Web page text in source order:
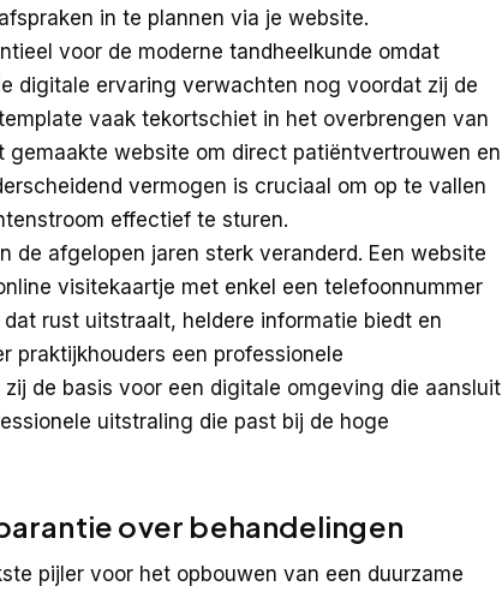
in te plannen via je website.
voor de moderne tandheelkunde omdat
digitale ervaring verwachten nog voordat zij de
vaak tekortschiet in het overbrengen van
website om direct patiëntvertrouwen en
vermogen is cruciaal om op te vallen
effectief te sturen.
de afgelopen jaren sterk veranderd. Een website
visitekaartje met enkel een telefoonnummer
rust uitstraalt, heldere informatie biedt en
praktijkhouders een professionele
zij de basis voor een digitale omgeving die aansluit
uitstraling die past bij de hoge
over behandelingen
pijler voor het opbouwen van een duurzame